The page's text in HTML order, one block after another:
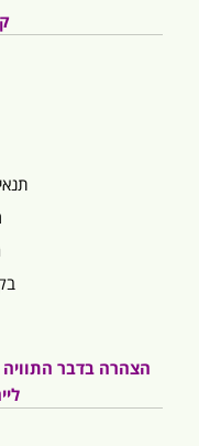
הצהרה בדבר התוויה